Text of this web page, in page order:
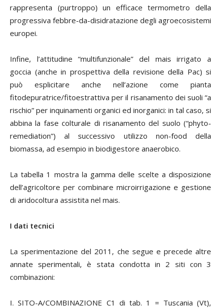
rappresenta (purtroppo) un efficace termometro della
progressiva febbre-da-disidratazione degli agroecosistemi
europei.
Infine, l’attitudine “multifunzionale” del mais irrigato a
goccia (anche in prospettiva della revisione della Pac) si
può esplicitare anche nell’azione come pianta
fitodepuratrice/fitoestrattiva per il risanamento dei suoli “a
rischio” per inquinamenti organici ed inorganici: in tal caso, si
abbina la fase colturale di risanamento del suolo (“phyto-
remediation”) al successivo utilizzo non-food della
biomassa, ad esempio in biodigestore anaerobico.
La tabella 1 mostra la gamma delle scelte a disposizione
dell’agricoltore per combinare microirrigazione e gestione
di aridocoltura assistita nel mais.
I dati tecnici
La sperimentazione del 2011, che segue e precede altre
annate sperimentali, è stata condotta in 2 siti con 3
combinazioni:
I. SITO-A/COMBINAZIONE C1 di tab. 1 = Tuscania (Vt),